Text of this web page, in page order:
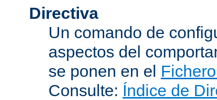
Directiva
Un comando de
aspectos del
se ponen en el
Consulte: Índice de